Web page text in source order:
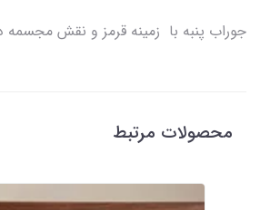
جوراب پنبه با زمینه قرمز و نقش مجسمه
محصولات مرتبط